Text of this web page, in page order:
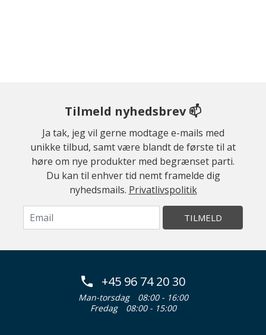
Tilmeld nyhedsbrev 📫
Ja tak, jeg vil gerne modtage e-mails med
unikke tilbud, samt være blandt de første til at
høre om nye produkter med begrænset parti.
Du kan til enhver tid nemt framelde dig
nyhedsmails. Privatlivspolitik
TILMELD
+45 96 74 20 30
Man-torsdag
08:00 - 16:00
Fredag
08:00 - 15:00